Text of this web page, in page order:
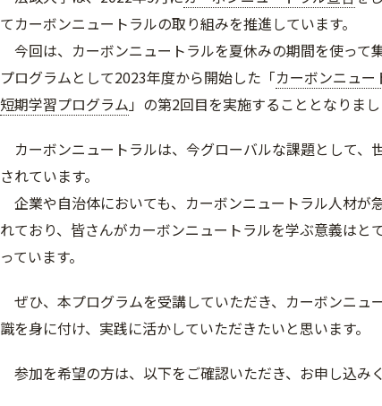
てカーボンニュートラルの取り組みを推進しています。
今回は、カーボンニュートラルを夏休みの期間を使って
プログラムとして2023年度から開始した「カーボンニュー
短期学習プログラム」の第2回目を実施することとなりまし
カーボンニュートラルは、今グローバルな課題として、
されています。
企業や自治体においても、カーボンニュートラル人材が
れており、皆さんがカーボンニュートラルを学ぶ意義はと
っています。
ぜひ、本プログラムを受講していただき、カーボンニュ
識を身に付け、実践に活かしていただきたいと思います。
参加を希望の方は、以下をご確認いただき、お申し込み